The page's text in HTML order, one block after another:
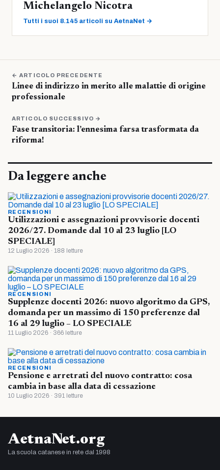
Michelangelo Nicotra
Tutti i suoi 8.145 articoli su AetnaNet →
← ARTICOLO PRECEDENTE
Linee di indirizzo in merito alle malattie di origine
professionale
ARTICOLO SUCCESSIVO →
Fase transitoria: l’ennesima farsa trasformata da
riforma!
Da leggere anche
RECENSIONI
Utilizzazioni e assegnazioni provvisorie docenti
2026/27. Domande dal 10 al 23 luglio [LO
SPECIALE]
12 Luglio 2026 · 188 letture
RECENSIONI
Supplenze docenti 2026: nuovo algoritmo da GPS,
domanda per un massimo di 150 preferenze dal
16 al 29 luglio – LO SPECIALE
11 Luglio 2026 · 366 letture
RECENSIONI
Pensione e arretrati del nuovo contratto: cosa
cambia in base alla data di cessazione
10 Luglio 2026 · 391 letture
AetnaNet.org
La scuola catanese in rete dal 1998